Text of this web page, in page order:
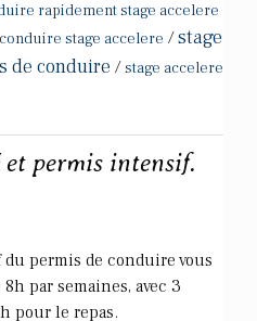
rapidement stage accelere
stage accelere /stage
de conduire /stage accelere
et permis intensif.
permis de conduire vous
par semaines, avec 3
pour le repas.